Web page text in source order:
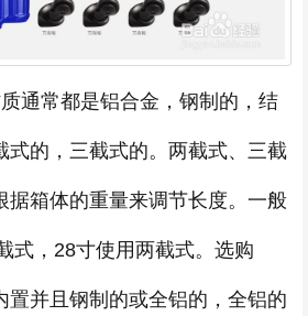
通常都是铝合金，钢制的，结
式的，三截式的。两截式、三截
据箱体的重量来调节长度。一般
式，28寸使用两截式。选购
置并且钢制的或全铝的，全铝的